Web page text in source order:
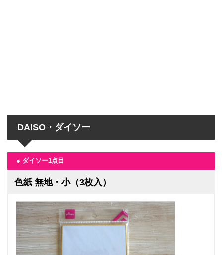
DAISO・ダイソー
● ダイソー1点目
色紙 無地・小（3枚入）